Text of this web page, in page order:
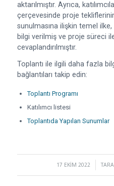
aktarılmıştır. Ayrıca,
çerçevesinde proje
sunulmasına ilişkin temel
bilgi verilmiş ve proje süreci
cevaplandırılmıştır.
Toplantı ile ilgili daha fazla
bağlantıları takip edin:
Toplantı Programı
Katılımcı listesi
Toplantıda Yapılan Sunumlar
17 EKIM 2022
/